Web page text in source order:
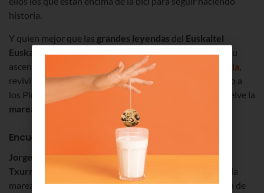
historia.
Y quien mejor que las grandes leyendas del Euskaltel
Euskadi
parainspirara lajoven canteradel equipo en su
ascenso a lo más alto. Ellos sueñan con el
Tour de Francia,
revivir la emoción de aquellas victorias épicas, el ascenso a
los Pirineos teñidos de naranja y lo van a conseguir. ¡Vuelve la
marea naranja
! ¡Contamos contigo!
Encuentro histórico
Jorge Azanza, Haimar Zubeldia, Aitor GaldósyAmets
Txurruka
fueron los protagonistas de la primera ola de la
marea naranja. Sus grandes éxitos son hoy la inspiración de